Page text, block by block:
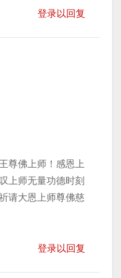
登录以回复
尊佛上师！感恩上
上师无量功德时刻
请大恩上师尊佛慈
登录以回复